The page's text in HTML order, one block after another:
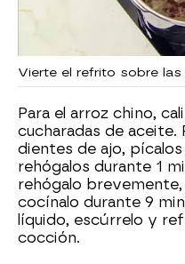
Vierte el refrito sobre
Para el arroz chino,
cucharadas de aceite.
dientes de ajo,
rehógalos durante 1
rehógalo
cocínalo durante 9
líquido, escúrrelo y
cocción.